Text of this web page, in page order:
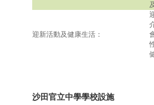
迎新活動及健康生活：
沙田官立中學學校設施